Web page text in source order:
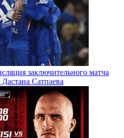
заключительного матча
Дастана Сатпаева